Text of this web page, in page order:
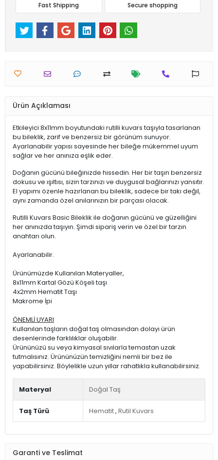
Fast Shipping Secure shopping
Ürün Açıklaması
Etkileyici 8x11mm boyutundaki rutilli kuvars taşıyla tasarlanan
bu bileklik, zarif ve benzersiz bir görünüm sunuyor.
Ayarlanabilir yapısı sayesinde her bileğe mükemmel uyum
sağlar ve her anınıza eşlik eder.
Doğanın gücünü bileğinizde hissedin. Her bir taşın benzersiz
dokusu ve ışıltısı, sizin tarzınızı ve duygusal bağlarınızı yansıtır.
El yapımı özenle hazırlanan bu bileklik, sadece bir takı değil,
aynı zamanda özel anılarınızın bir parçası olacak.
Rutilli Kuvars Basic Bileklik ile doğanın gücünü ve güzelliğini
her anınızda taşıyın. Şimdi sipariş verin ve özel bir tarzın
anahtarı olun.
Ayarlanabilir.
Ürünümüzde Kullanılan Materyaller,
8x11mm Kartal Gözü Köşeli taşı
4x2mm Hematit Taşı
Makrome İpi
ÖNEMLİ UYARI
Kullanılan taşların doğal taş olmasından dolayı ürün
desenlerinde farklılıklar oluşabilir.
Ürününüzü su veya kimyasal sıvılarla temastan uzak
tutmalısınız. Ürününüzün temizliğini nemli bir bez ile
yapabilirsiniz. Böylelikle uzun yıllar rahatlıkla kullanabilirsiniz.
Materyal Doğal Taş
Taş Türü Hematit, Rutil Kuvars
Garanti ve Teslimat